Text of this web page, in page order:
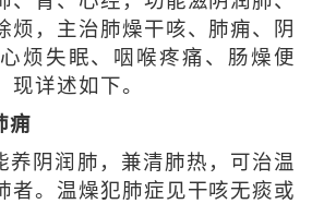
烦，主治肺燥干咳、肺痈、阴
烦失眠、咽喉疼痛、肠燥便
现详述如下。
痈
养阴润肺，兼清肺热，可治温
者。温燥犯肺症见干咳无痰或